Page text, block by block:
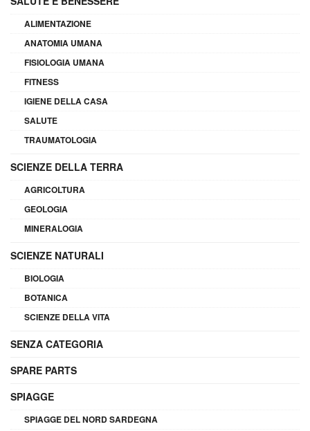
ALIMENTAZIONE
ANATOMIA UMANA
FISIOLOGIA UMANA
FITNESS
IGIENE DELLA CASA
SALUTE
TRAUMATOLOGIA
SCIENZE DELLA TERRA
AGRICOLTURA
GEOLOGIA
MINERALOGIA
SCIENZE NATURALI
BIOLOGIA
BOTANICA
SCIENZE DELLA VITA
SENZA CATEGORIA
SPARE PARTS
SPIAGGE
SPIAGGE DEL NORD SARDEGNA